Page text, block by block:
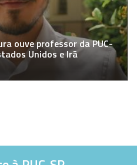
ouve professor da PUC-
Unidos e Irã